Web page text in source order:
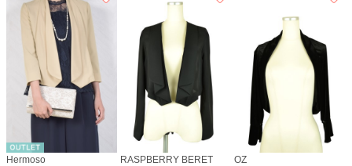
Hermoso RASPBERRY BERET OZ